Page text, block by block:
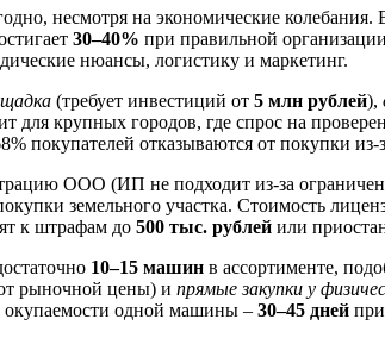
несмотря на экономические колебания.
30–40% при правильной
нюансы, логистику и маркетинг.
(требует инвестиций от 5 млн рублей),
крупных городов, где спрос на
покупателей отказываются от покупки из-
ООО (ИП не подходит из-за
земельного участка. Стоимость
к штрафам до 500 тыс. рублей или
10–15 машин в ассортименте,
рыночной цены) и прямые закупки у
окупаемости одной машины – 30–45 дней